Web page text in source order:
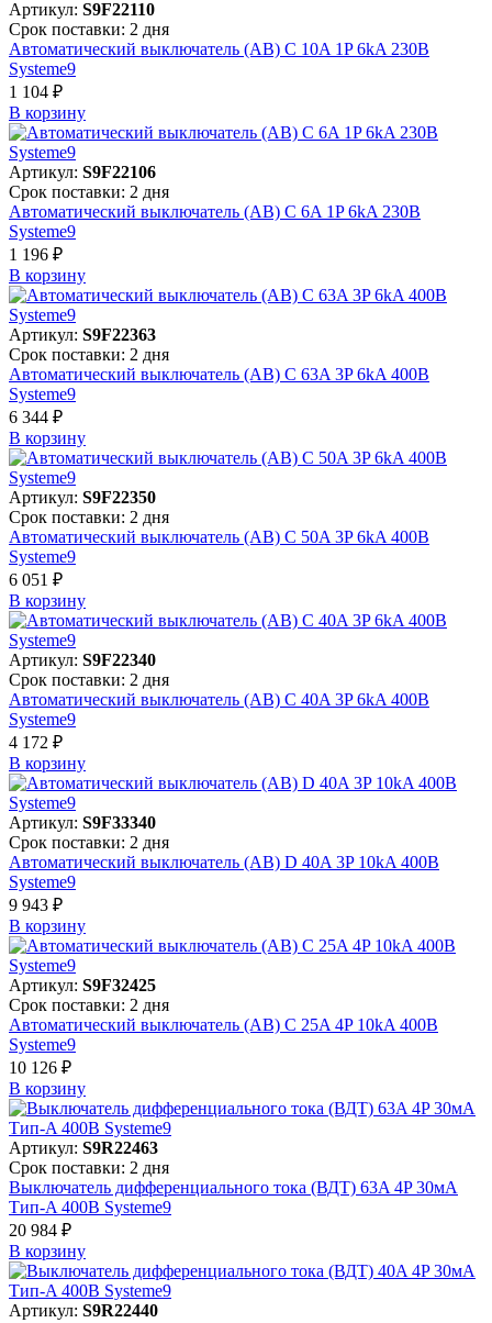
Артикул: S9F22110
Срок поставки: 2 дня
Автоматический выключатель (АВ) C 10A 1P 6kA 230В
Systeme9
1 104 ₽
В корзинy
Артикул: S9F22106
Срок поставки: 2 дня
Автоматический выключатель (АВ) C 6A 1P 6kA 230В
Systeme9
1 196 ₽
В корзинy
Артикул: S9F22363
Срок поставки: 2 дня
Автоматический выключатель (АВ) C 63A 3P 6kA 400В
Systeme9
6 344 ₽
В корзинy
Артикул: S9F22350
Срок поставки: 2 дня
Автоматический выключатель (АВ) C 50A 3P 6kA 400В
Systeme9
6 051 ₽
В корзинy
Артикул: S9F22340
Срок поставки: 2 дня
Автоматический выключатель (АВ) C 40A 3P 6kA 400В
Systeme9
4 172 ₽
В корзинy
Артикул: S9F33340
Срок поставки: 2 дня
Автоматический выключатель (АВ) D 40A 3P 10kA 400В
Systeme9
9 943 ₽
В корзинy
Артикул: S9F32425
Срок поставки: 2 дня
Автоматический выключатель (АВ) C 25A 4P 10kA 400В
Systeme9
10 126 ₽
В корзинy
Артикул: S9R22463
Срок поставки: 2 дня
Выключатель дифференциального тока (ВДТ) 63A 4P 30мА
Тип-A 400В Systeme9
20 984 ₽
В корзинy
Артикул: S9R22440